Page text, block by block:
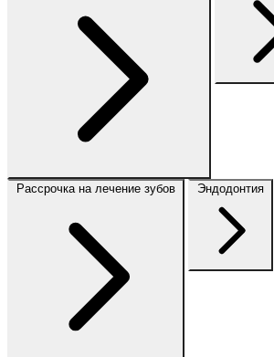
Рассрочка на лечение зубов Эндодонтия